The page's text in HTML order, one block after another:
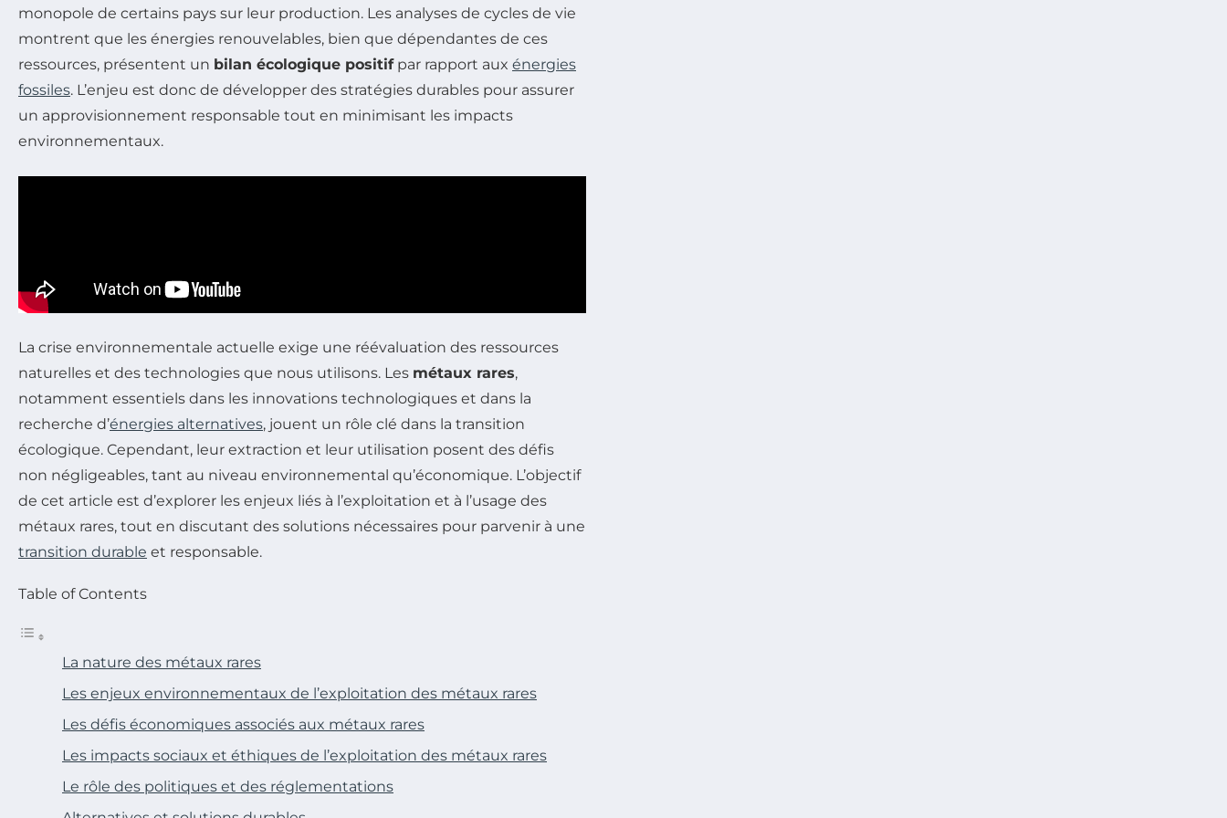
monopole de certains pays sur leur production. Les analyses de cycles de vie
montrent que les énergies renouvelables, bien que dépendantes de ces
ressources, présentent un bilan écologique positifpar rapport aux énergies
fossiles. L’enjeu est donc de développer des stratégies durables pour assurer
un approvisionnement responsable tout en minimisant les impacts
environnementaux.
La crise environnementale actuelle exige une réévaluation des ressources
naturelles et des technologies que nous utilisons. Les métaux rares,
notamment essentiels dans les innovations technologiques et dans la
recherche d’énergies alternatives, jouent un rôle clé dans la transition
écologique. Cependant, leur extraction et leur utilisation posent des défis
non négligeables, tant au niveau environnemental qu’économique. L’objectif
de cet article est d’explorer les enjeux liés à l’exploitation et à l’usage des
métaux rares, tout en discutant des solutions nécessaires pour parvenir à une
transition durable et responsable.
Table of Contents
La nature des métaux rares
Les enjeux environnementaux de l’exploitation des métaux rares
Les défis économiques associés aux métaux rares
Les impacts sociaux et éthiques de l’exploitation des métaux rares
Le rôle des politiques et des réglementations